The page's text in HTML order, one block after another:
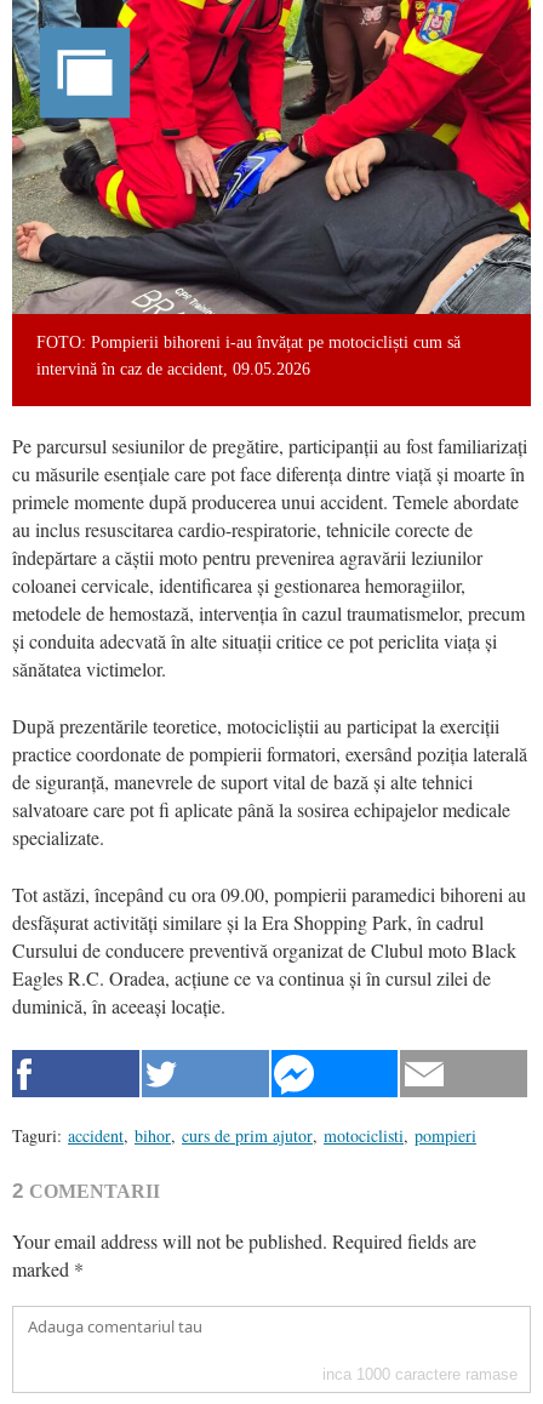
FOTO: Pompierii bihoreni i-au învățat pe motocicliști cum să
intervină în caz de accident, 09.05.2026
Pe parcursul sesiunilor de pregătire, participanții au fost familiarizați
cu măsurile esențiale care pot face diferența dintre viață și moarte în
primele momente după producerea unui accident. Temele abordate
au inclus resuscitarea cardio-respiratorie, tehnicile corecte de
îndepărtare a căștii moto pentru prevenirea agravării leziunilor
coloanei cervicale, identificarea și gestionarea hemoragiilor,
metodele de hemostază, intervenția în cazul traumatismelor, precum
și conduita adecvată în alte situații critice ce pot periclita viața și
sănătatea victimelor.
După prezentările teoretice, motocicliștii au participat la exerciții
practice coordonate de pompierii formatori, exersând poziția laterală
de siguranță, manevrele de suport vital de bază și alte tehnici
salvatoare care pot fi aplicate până la sosirea echipajelor medicale
specializate.
Tot astăzi, începând cu ora 09.00, pompierii paramedici bihoreni au
desfășurat activități similare și la Era Shopping Park, în cadrul
Cursului de conducere preventivă organizat de Clubul moto Black
Eagles R.C. Oradea, acțiune ce va continua și în cursul zilei de
duminică, în aceeași locație.
Taguri: accident, bihor, curs de prim ajutor, motociclisti, pompieri
2 COMENTARII
Your email address will not be published. Required fields are
marked *
inca 1000 caractere ramase